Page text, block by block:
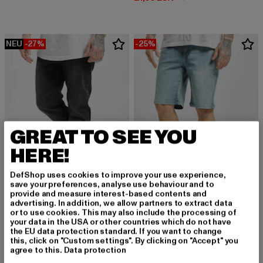
NEU -27%
URBAN CLASSICS
Stretch Denim
32,84 EUR
Derzeitiger Preis: 32,84 EUR
44,99 EURAktionspreis: 44,99 EUR
-25%
URBAN CLASSICS
Relaxed Fit Jean
29,99 EUR
Derzeitiger Preis: 29,99 EUR
39,99 EURAktionspreis:
GREAT TO SEE YOU
HERE!
DefShop uses cookies to improve your use experience,
save your preferences, analyse use behaviour and to
provide and measure interest-based contents and
advertising. In addition, we allow partners to extract data
or to use cookies. This may also include the processing of
your data in the USA or other countries which do not have
the EU data protection standard. If you want to change
this, click on "Custom settings". By clicking on "Accept" you
agree to this. Data protection